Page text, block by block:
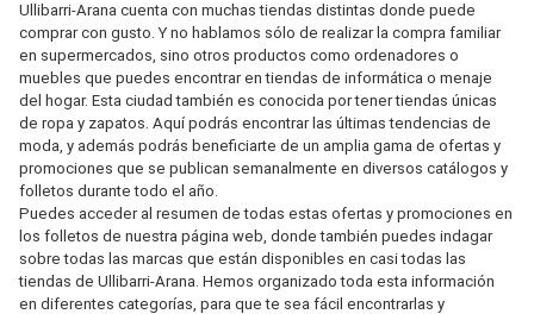
Ullibarri-Arana cuenta con muchas tiendas distintas donde puede
comprar con gusto. Y no hablamos sólo de realizar la compra familiar
en supermercados, sino otros productos como ordenadores o
muebles que puedes encontrar en tiendas de informática o menaje
del hogar. Esta ciudad también es conocida por tener tiendas únicas
de ropa y zapatos. Aquí podrás encontrar las últimas tendencias de
moda, y además podrás beneficiarte de un amplia gama de ofertas y
promociones que se publican semanalmente en diversos catálogos y
folletos durante todo el año.
Puedes acceder al resumen de todas estas ofertas y promociones en
los folletos de nuestra página web, donde también puedes indagar
sobre todas las marcas que están disponibles en casi todas las
tiendas de Ullibarri-Arana. Hemos organizado toda esta información
en diferentes categorías, para que te sea fácil encontrarlas y